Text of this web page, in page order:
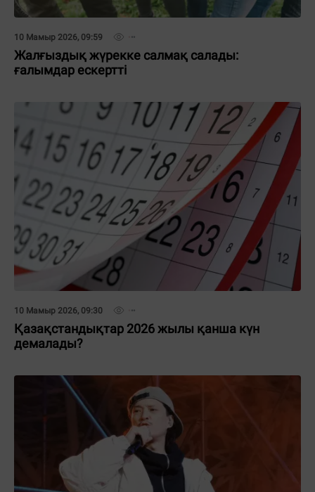
10 Мамыр 2026, 09:59
Жалғыздық жүрекке салмақ салады:
ғалымдар ескертті
10 Мамыр 2026, 09:30
Қазақстандықтар 2026 жылы қанша күн
демалады?